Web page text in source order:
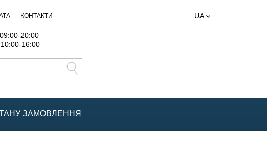
КОНТАКТИ
20:00
16:00
UA
ЗАМОВЛЕННЯ